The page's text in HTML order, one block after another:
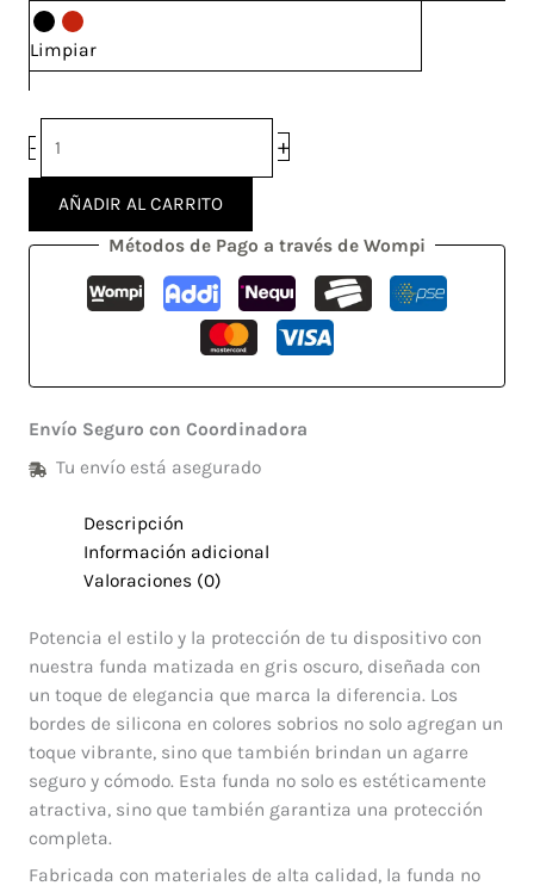
Limpiar
- +
AÑADIR AL CARRITO
Métodos de Pago a través de Wompi
Envío Seguro con Coordinadora
Tu envío está asegurado
Descripción
Información adicional
Valoraciones (0)
Potencia el estilo y la protección de tu dispositivo con
nuestra funda matizada en gris oscuro, diseñada con
un toque de elegancia que marca la diferencia. Los
bordes de silicona en colores sobrios no solo agregan un
toque vibrante, sino que también brindan un agarre
seguro y cómodo. Esta funda no solo es estéticamente
atractiva, sino que también garantiza una protección
completa.
Fabricada con materiales de alta calidad, la funda no